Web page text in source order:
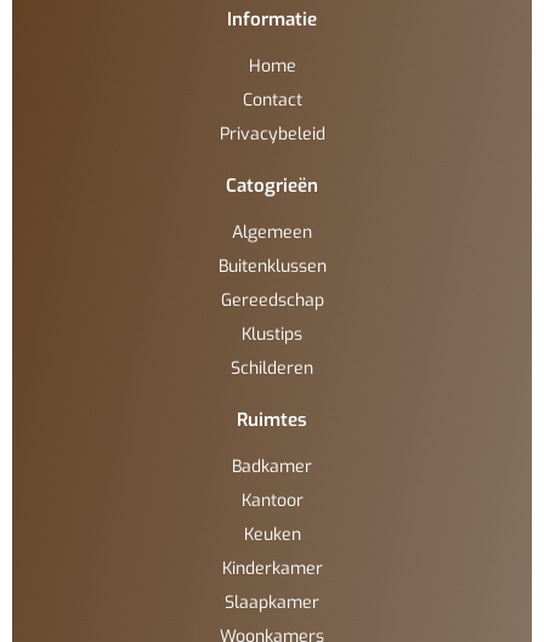
Informatie
Home
Contact
Privacybeleid
Catogrieën
Algemeen
Buitenklussen
Gereedschap
Klustips
Schilderen
Ruimtes
Badkamer
Kantoor
Keuken
Kinderkamer
Slaapkamer
Woonkamers